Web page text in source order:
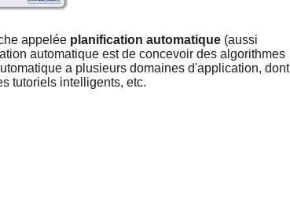
appelée planification automatique (aussi
automatique est de concevoir des algorithmes
a plusieurs domaines d'application, dont
tutoriels intelligents, etc.